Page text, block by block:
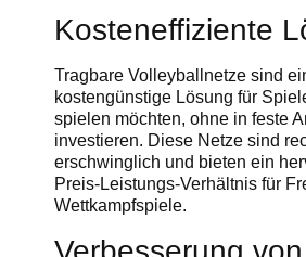
Kosteneffiziente
Tragbare Volleyballnetze sind
kostengünstige Lösung für
spielen möchten, ohne in feste
investieren. Diese Netze sind
erschwinglich und bieten ein
Preis-Leistungs-Verhältnis für
Wettkampfspiele.